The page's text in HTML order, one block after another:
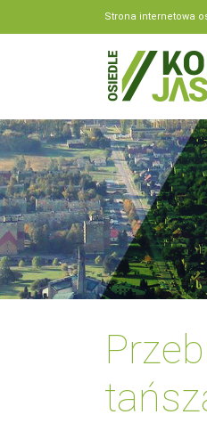
Strona internetowa